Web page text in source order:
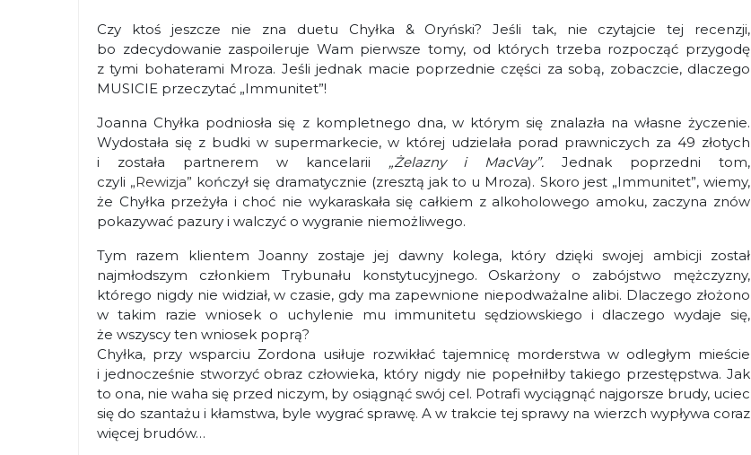
Czy ktoś jeszcze nie zna duetu Chyłka & Oryński? Jeśli tak, nie czytajcie tej recenzji,
bo zdecydowanie zaspoileruje Wam pierwsze tomy, od których trzeba rozpocząć przygodę
z tymi bohaterami Mroza. Jeśli jednak macie poprzednie części za sobą, zobaczcie, dlaczego
MUSICIE przeczytać „Immunitet”!
Joanna Chyłka podniosła się z kompletnego dna, w którym się znalazła na własne życzenie.
Wydostała się z budki w supermarkecie, w której udzielała porad prawniczych za 49 złotych
i została partnerem w kancelarii „Żelazny i MacVay”.Jednak poprzedni tom,
czyli „Rewizja” kończył się dramatycznie (zresztą jak to u Mroza). Skoro jest „Immunitet”, wiemy,
że Chyłka przeżyła i choć nie wykaraskała się całkiem z alkoholowego amoku, zaczyna znów
pokazywać pazury i walczyć o wygranie niemożliwego.
Tym razem klientem Joanny zostaje jej dawny kolega, który dzięki swojej ambicji został
najmłodszym członkiem Trybunału konstytucyjnego. Oskarżony o zabójstwo mężczyzny,
którego nigdy nie widział, w czasie, gdy ma zapewnione niepodważalne alibi. Dlaczego złożono
w takim razie wniosek o uchylenie mu immunitetu sędziowskiego i dlaczego wydaje się,
że wszyscy ten wniosek poprą?
Chyłka, przy wsparciu Zordona usiłuje rozwikłać tajemnicę morderstwa w odległym mieście
i jednocześnie stworzyć obraz człowieka, który nigdy nie popełniłby takiego przestępstwa. Jak
to ona, nie waha się przed niczym, by osiągnąć swój cel. Potrafi wyciągnąć najgorsze brudy, uciec
się do szantażu i kłamstwa, byle wygrać sprawę. A w trakcie tej sprawy na wierzch wypływa coraz
więcej brudów…